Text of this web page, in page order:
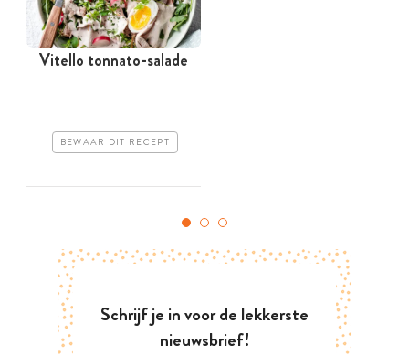
Vitello tonnato-salade
BEWAAR DIT RECEPT
Schrijf je in voor de lekkerste
nieuwsbrief!